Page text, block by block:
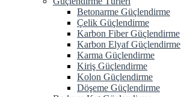
Betonarme Güçlendirme
Çelik Güçlendirme
Karbon Fiber Güçlendirme
Karbon Elyaf Güçlendirme
Karma Güçlendirme
Kiriş Güçlendirme
Kolon Güçlendirme
Döşeme Güçlendirme